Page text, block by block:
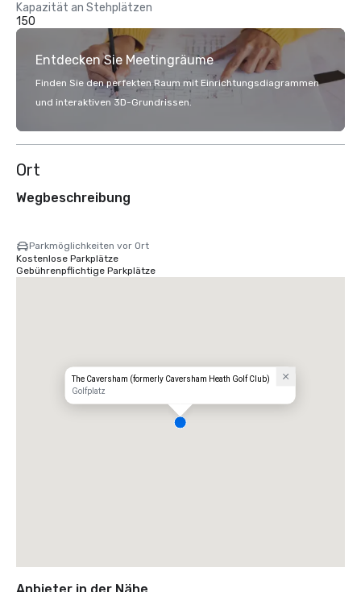
Kapazität an Stehplätzen
150
Entdecken Sie Meetingräume
Finden Sie den perfekten Raum mit Einrichtungsdiagrammen
und interaktiven 3D-Grundrissen.
Ort
Wegbeschreibung
Parkmöglichkeiten vor Ort
Kostenlose Parkplätze
Gebührenpflichtige Parkplätze
The Caversham (formerly Caversham Heath Golf Club)
Golfplatz